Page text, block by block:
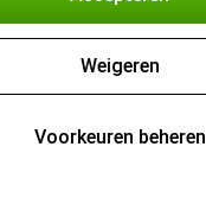
Weigeren
Voorkeuren beheren